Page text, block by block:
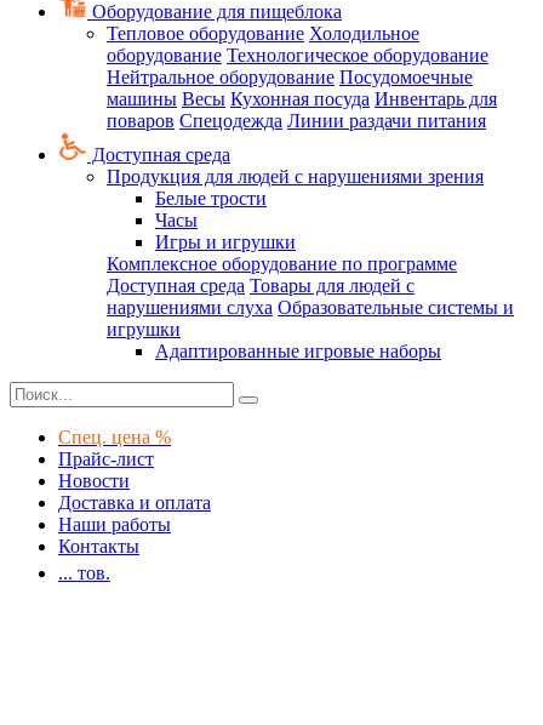
Оборудование для пищеблока
Тепловое оборудование Холодильное
оборудование Технологическое оборудование
Нейтральное оборудование Посудомоечные
машины Весы Кухонная посуда Инвентарь для
поваров Спецодежда Линии раздачи питания
Доступная среда
Продукция для людей с нарушениями зрения
Белые трости
Часы
Игры и игрушки
Комплексное оборудование по программе
Доступная среда Товары для людей с
нарушениями слуха Образовательные системы и
игрушки
Адаптированные игровые наборы
Спец. цена %
Прайс-лист
Новости
Доставка и оплата
Наши работы
Контакты
... тов.